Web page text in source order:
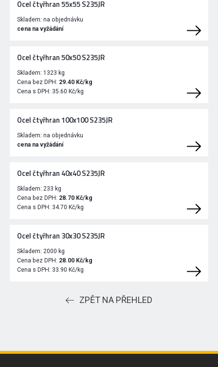
Ocel čtyřhran 55x55 S235JR
Skladem: na objednávku
cena na vyžádání
Ocel čtyřhran 50x50 S235JR
Skladem: 1323 kg
Cena bez DPH: 29.40 Kč/kg
Cena s DPH: 35.60 Kč/kg
Ocel čtyřhran 100x100 S235JR
Skladem: na objednávku
cena na vyžádání
Ocel čtyřhran 40x40 S235JR
Skladem: 233 kg
Cena bez DPH: 28.70 Kč/kg
Cena s DPH: 34.70 Kč/kg
Ocel čtyřhran 30x30 S235JR
Skladem: 2000 kg
Cena bez DPH: 28.00 Kč/kg
Cena s DPH: 33.90 Kč/kg
ZPĚT NA PŘEHLED